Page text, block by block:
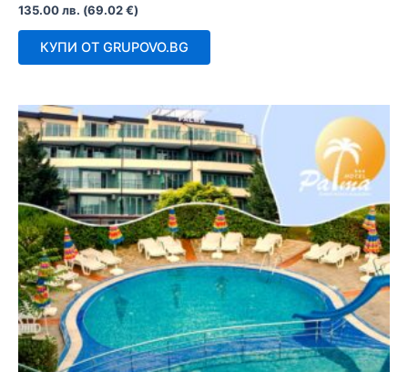
Оценено
с
0
135.00лв. (69.02€)
КУПИ ОТ GRUPOVO.BG